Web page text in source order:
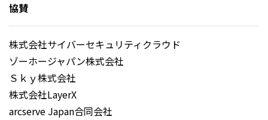
協賛
株式会社サイバーセキュリティクラウド
ゾーホージャパン株式会社
Ｓｋｙ株式会社
株式会社LayerX
arcserve Japan合同会社